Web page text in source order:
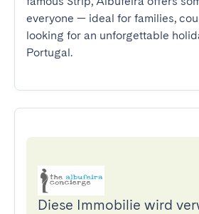
everyone — ideal for families,
looking for an unforgettable
Portugal.
Diese Immobilie wird